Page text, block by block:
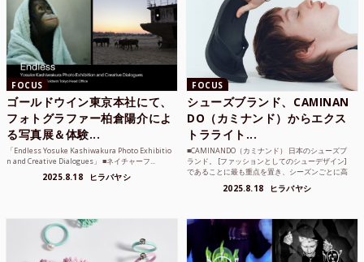
FOCUS
ゴールドウイン東京本社にて、
フォトグラファー柏倉陽介によ
る写真展＆体験...
「Endless Yosuke Kashiwakura Photo Exhibitio
n and Creative Dialogues」 ■ネイチャーフ...
2025.8.18 ヒラバヤシ
FOCUS
シューズブランド、CAMINAN
DO（カミナンド）からエクス
トラライト...
■CAMINANDO（カミナンド） 日本のシューズブ
ランド。 [ファッションとしてのシューデザイン]
であることに最も重点を置き、シーズンごとに高
2025.8.18 ヒラバヤシ